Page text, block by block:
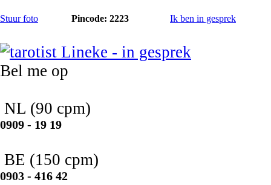
Stuur foto Pincode: 2223 Ik ben in gesprek
Bel me op
NL (90 cpm)
0909 - 19 19
BE (150 cpm)
0903 - 416 42